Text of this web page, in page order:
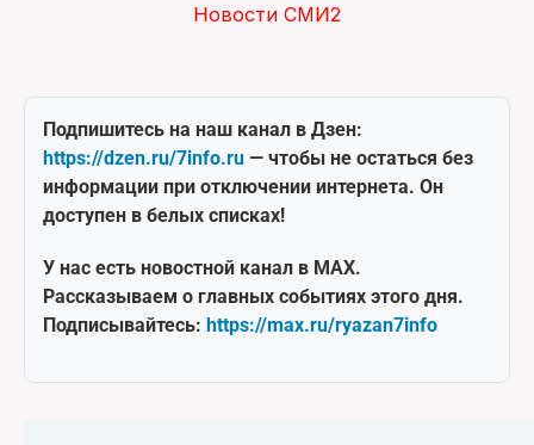
Новости СМИ2
Подпишитесь на наш канал в Дзен:
https://dzen.ru/7info.ru — чтобы не остаться без
информации при отключении интернета. Он
доступен в белых списках!
У нас есть новостной канал в MAX.
Рассказываем о главных событиях этого дня.
Подписывайтесь: https://max.ru/ryazan7info